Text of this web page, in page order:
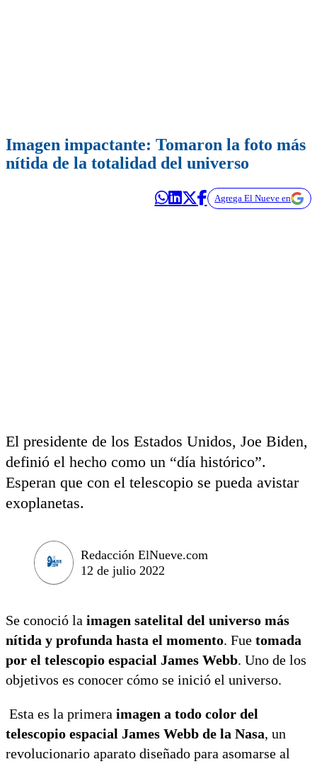
Imagen impactante: Tomaron la foto más
nítida de la totalidad del universo
Agrega El Nueve en
El presidente de los Estados Unidos, Joe Biden,
definió el hecho como un “día histórico”.
Esperan que con el telescopio se pueda avistar
exoplanetas.
Redacción ElNueve.com
12 de julio 2022
Se conoció la imagen satelital del universo más
nítida y profunda hasta el momento. Fue tomada
por el telescopio espacial James Webb. Uno de los
objetivos es conocer cómo se inició el universo.
Esta es la primera imagen a todo color del
telescopio espacial James Webb de la Nasa, un
revolucionario aparato diseñado para asomarse al